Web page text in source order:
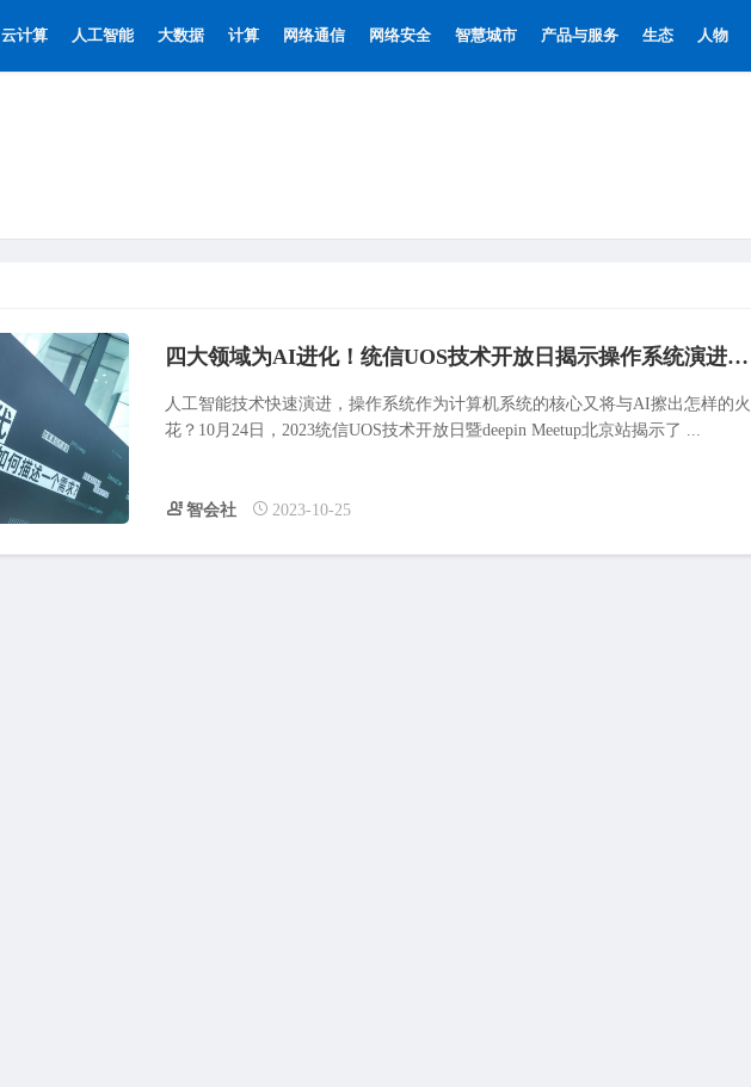
云计算 人工智能 大数据 计算 网络通信 网络安全 智慧城市 产品与服务 生态 人物
四大领域为AI进化！统信UOS技术开放日揭示操作系统演进路径
人工智能技术快速演进，操作系统作为计算机系统的核心又将与AI擦出怎样的火
花？10月24日，2023统信UOS技术开放日暨deepin Meetup北京站揭示了 ...
智会社 2023-10-25